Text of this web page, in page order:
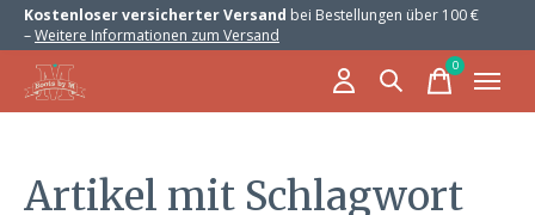
Kostenloser versicherter Versand bei Bestellungen über 100 €
–Weitere Informationen zum Versand
0items
Artikel mit Schlagwort